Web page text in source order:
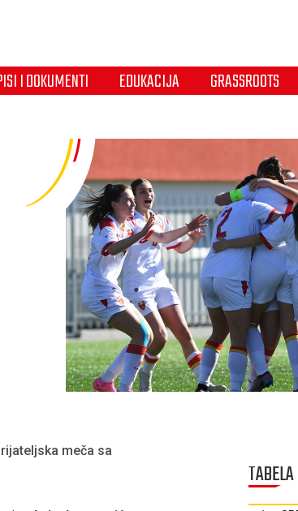
I DOKUMENTI EDUKACIJA GRASSROOTS
meča sa
TABELA